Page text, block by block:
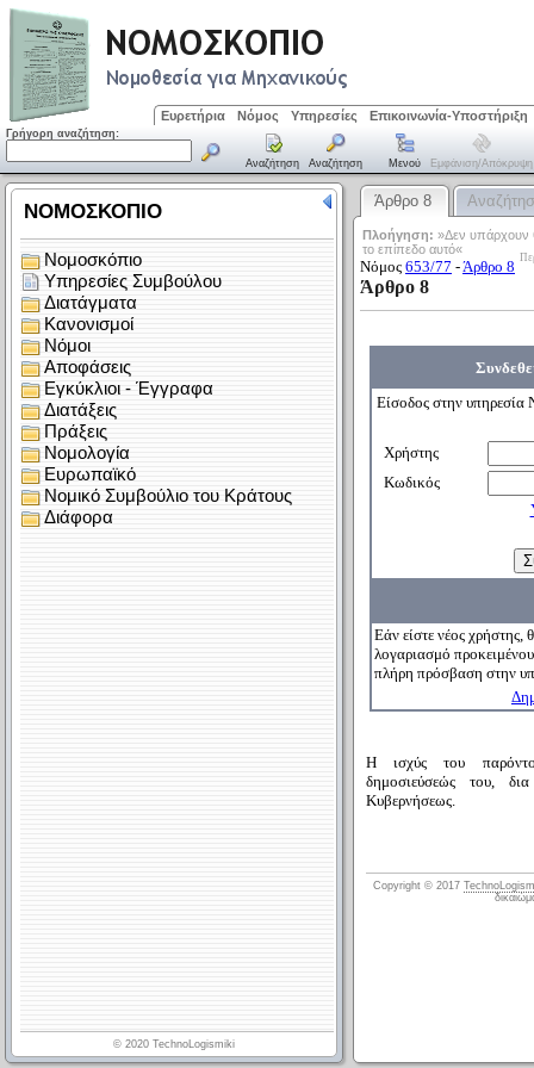
Ευρετήρια Νόμος Υπηρεσίες Επικοινωνία-Υποστήριξη
Γρήγορη αναζήτηση:
Αναζήτηση Αναζήτηση Μενού Εμφάνιση/απόκρυψη
Άρθρο 8